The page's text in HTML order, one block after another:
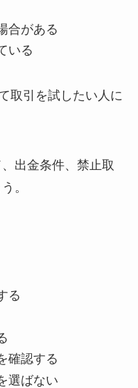
合がある
いる
取引を試したい人に
出金条件、禁止取
。
る
確認する
選ばない